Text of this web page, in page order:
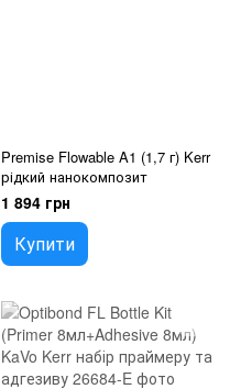
Premise Flowable A1 (1,7 г) Kerr
рідкий нанокомпозит
1 894 грн
Купити